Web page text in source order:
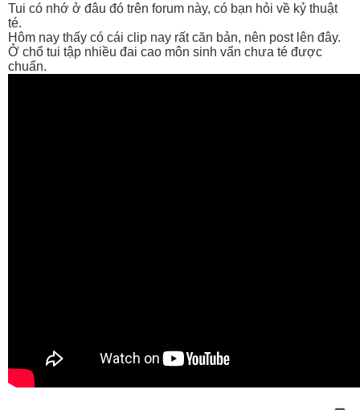
Tui có nhớ ở đâu đó trên forum này, có bạn hỏi về kỷ thuật
té.
Hôm nay thấy có cái clip nay rất căn bản, nên post lên đây.
Ở chổ tui tập nhiều đai cao môn sinh vẩn chưa té được
chuẩn.